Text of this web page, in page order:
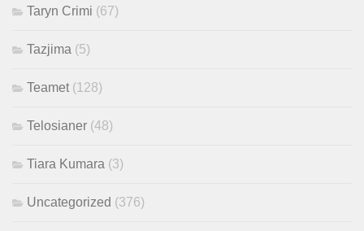
Taryn Crimi (67)
Tazjima (5)
Teamet (128)
Telosianer (48)
Tiara Kumara (3)
Uncategorized (376)